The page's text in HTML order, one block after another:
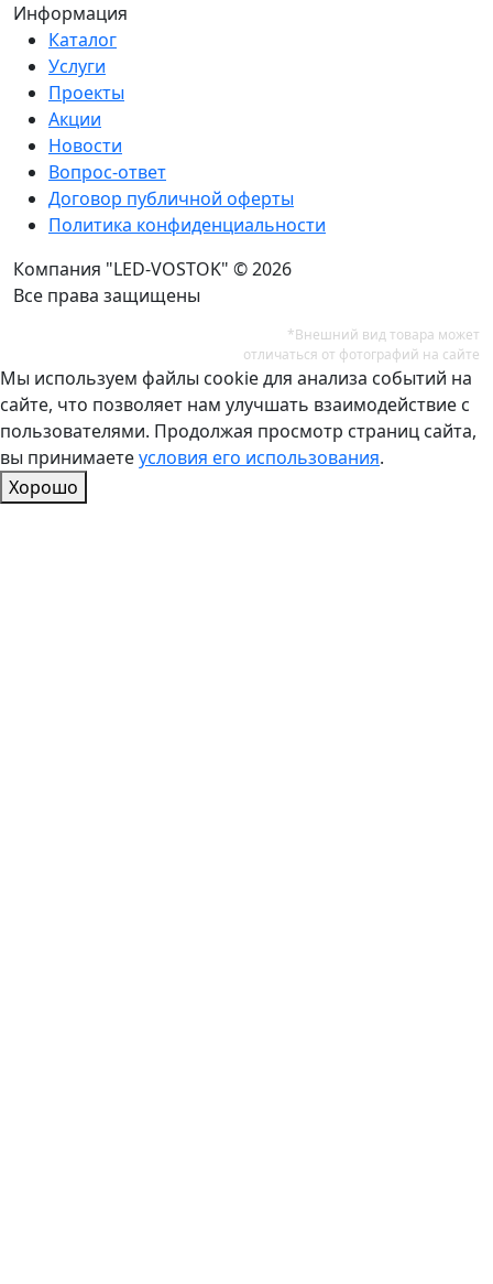
Информация
Каталог
Услуги
Проекты
Акции
Новости
Вопрос-ответ
Договор публичной оферты
Политика конфиденциальности
Компания "LED-VOSTOK" © 2026
Все права защищены
*Внешний вид товара может
отличаться от фотографий на сайте
Мы используем файлы cookie для анализа событий на
сайте, что позволяет нам улучшать взаимодействие с
пользователями. Продолжая просмотр страниц сайта,
вы принимаетеусловия его использования.
Хорошо